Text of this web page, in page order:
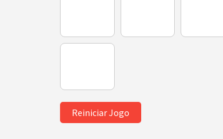
Reiniciar Jogo